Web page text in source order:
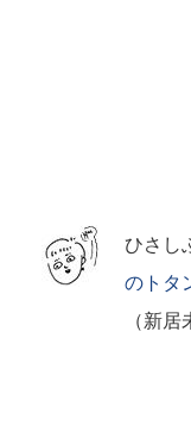
ひさし
のトタ
（新